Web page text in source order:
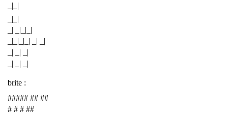
_|_|
_|_|
_| _|_|_|
_|_|_|_| _| _|
_| _| _|
_| _| _|
brite :
##### ## ##
# # # ##